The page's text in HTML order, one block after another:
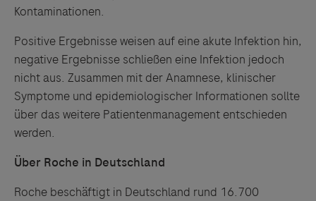
Kontaminationen.
Positive Ergebnisse weisen auf eine akute Infektion hin,
negative Ergebnisse schließen eine Infektion jedoch
nicht aus. Zusammen mit der Anamnese, klinischer
Symptome und epidemiologischer Informationen sollte
über das weitere Patientenmanagement entschieden
werden.
Über Roche in Deutschland
Roche beschäftigt in Deutschland rund 16.700